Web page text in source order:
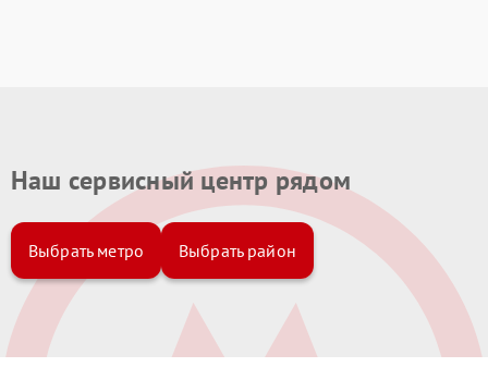
Наш сервисный центр рядом
Выбрать метро Выбрать район